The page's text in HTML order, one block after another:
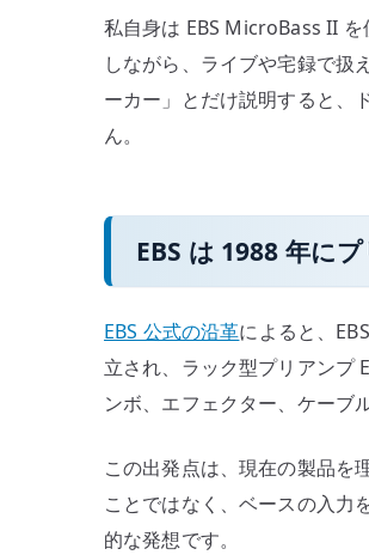
ン
プ
か
ら
を
る
の
私自身は EBS MicroBass II
しながら、ライブや宅録で扱
ーカー」とだけ説明すると、
ん。
EBS は 1988 年に
EBS 公式の沿革によると、
立され、ラック型プリアンプ
ンボ、エフェクター、ケーブ
この出発点は、現在の製品を
ことではなく、ベースの入力
的な発想です。